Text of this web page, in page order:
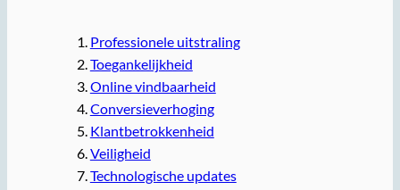
Professionele uitstraling
Toegankelijkheid
Online vindbaarheid
Conversieverhoging
Klantbetrokkenheid
Veiligheid
Technologische updates